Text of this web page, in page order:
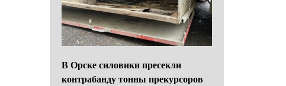
В Орске силовики пресекли
контрабанду тонны прекурсоров